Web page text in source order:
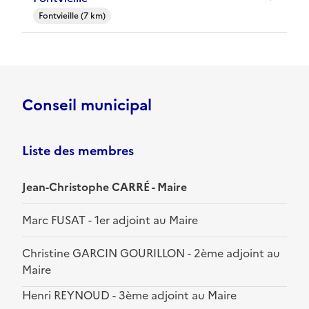
Fontvieille (7 km)
Conseil municipal
Liste des membres
Jean-Christophe CARRÉ - Maire
Marc FUSAT - 1er adjoint au Maire
Christine GARCIN GOURILLON - 2ème adjoint au
Maire
Henri REYNOUD - 3ème adjoint au Maire